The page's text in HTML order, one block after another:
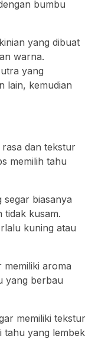
bumbu
yang dibuat
warna.
yang
lain, kemudian
dan tekstur
memilih tahu
segar biasanya
tidak kusam.
kuning atau
memiliki aroma
yang berbau
memiliki tekstur
tahu yang lembek